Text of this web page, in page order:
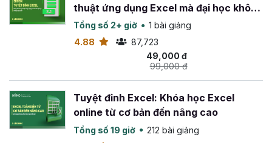
thuật ứng dụng Excel mà đại học không
dạy bạn
Tổng số 2+ giờ
1 bài giảng
4.88
87,723
49,000 đ
99,000 đ
Tuyệt đỉnh Excel: Khóa học Excel
online từ cơ bản đến nâng cao
Tổng số 19 giờ
212 bài giảng